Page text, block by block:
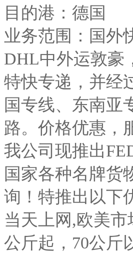
目的港：德国
业务范围：国外
DHL中外运敦豪
特快专递，并经
国专线、东南亚
路。价格优惠，
我公司现推出
国家各种名牌货
询！特推出以下
当天上网,欧美
公斤起，70公斤